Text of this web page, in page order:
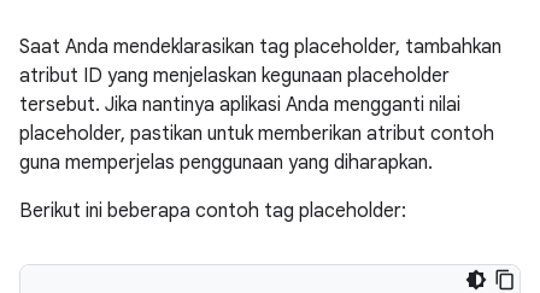
Saat Anda mendeklarasikan tag placeholder, tambahkan
atribut ID yang menjelaskan kegunaan placeholder
tersebut. Jika nantinya aplikasi Anda mengganti nilai
placeholder, pastikan untuk memberikan atribut contoh
guna memperjelas penggunaan yang diharapkan.
Berikut ini beberapa contoh tag placeholder: